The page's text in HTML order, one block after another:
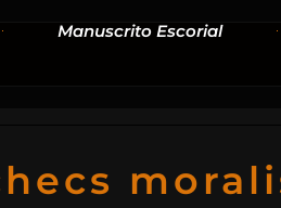
Manuscrito Escorial